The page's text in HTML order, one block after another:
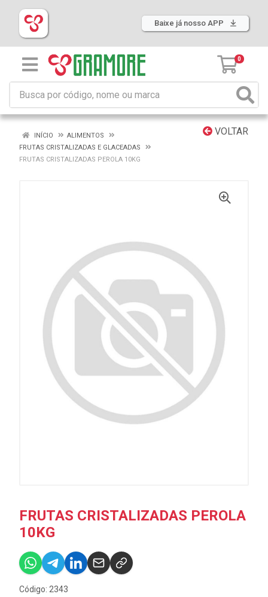
Baixe já nosso APP
0
VOLTAR
INÍCIO
ALIMENTOS
FRUTAS CRISTALIZADAS E GLACEADAS
FRUTAS CRISTALIZADAS PEROLA 10KG
FRUTAS CRISTALIZADAS PEROLA
10KG
Código: 2343